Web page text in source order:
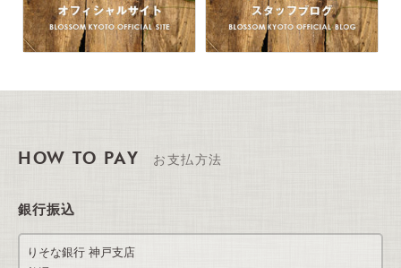
HOW TO PAY お支払方法
銀行振込
りそな銀行 神戸支店